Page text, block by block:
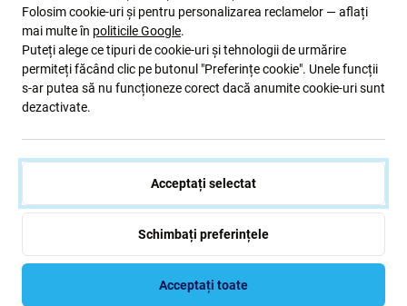
Descriere și specificații Livrare și retururi Recenzii (1)
Carton de tăiere cu lipici ultra-subțire
Cardul de plastic este destinat deschiderii echipamentelor
reparate. Datorită grosimii sale minime, este ideal și
pentru deschiderea dispozitivelor în care se folosește
Folosim cookie-uri și pentru personalizarea reclamelor — aflați
mai multe în politicile Google.
Puteți alege ce tipuri de cookie-uri și tehnologii de urmărire
permiteți făcând clic pe butonul "Preferințe cookie". Unele funcții
s-ar putea să nu funcționeze corect dacă anumite cookie-uri sunt
dezactivate.
Acceptați selectat
Schimbați preferințele
Acceptați toate